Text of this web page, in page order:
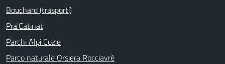
Bouchard (trasporti)
Pra'Catinat
Parchi Alpi Cozie
Parco naturale Orsiera Rocciavrè